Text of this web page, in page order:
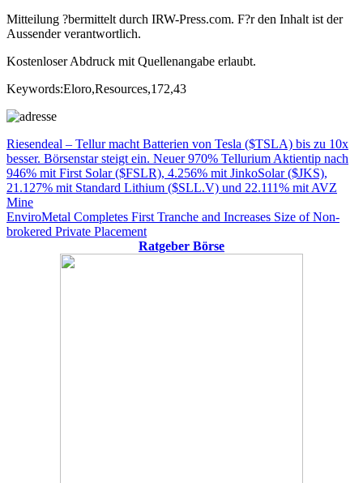
Mitteilung ?bermittelt durch IRW-Press.com. F?r den Inhalt ist der
Aussender verantwortlich.
Kostenloser Abdruck mit Quellenangabe erlaubt.
Keywords:Eloro,Resources,172,43
Beitragsnavigation
Vorheriger
Beitrag:
Riesendeal – Tellur macht Batterien von Tesla ($TSLA) bis zu 10x
besser. Börsenstar steigt ein. Neuer 970% Tellurium Aktientip nach
946% mit First Solar ($FSLR), 4.256% mit JinkoSolar ($JKS),
21.127% mit Standard Lithium ($SLL.V) und 22.111% mit AVZ
Mine
Nächster
Beitrag:
EnviroMetal Completes First Tranche and Increases Size of Non-
brokered Private Placement
Ratgeber Börse